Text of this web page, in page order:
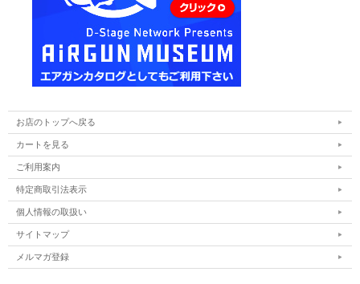
お店のトップへ戻る
カートを見る
ご利用案内
特定商取引法表示
個人情報の取扱い
サイトマップ
メルマガ登録